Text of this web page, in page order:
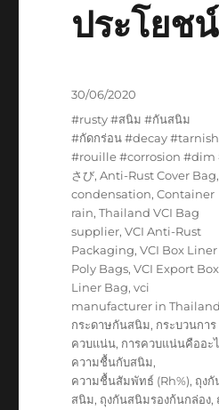
ประโยช
Posted
30/06/2020
Tags
#rusty #สนิม #กันสนิม
#กัดกร่อน #decay #tarnish
#rouille #corrosion #dim
さび,Anti-Rust Cover Bag,
condensation,Container
rain,Thailand VCI Bag
supplier,VCI Anti-Rust
Packaging,VCI Box Liner
Poly Bags,VCI Export Box
Liner Bag,vci
manufacturer in Thailand
กระดาษกันสนิม, กระบวนการ
ควบแน่น, การควบแน่นคืออะ
ความชื้นกับสนิม,
ความชื้นสัมพัทธ์ (Rh%), ถุงกั
สนิม, ถุงกันสนิมรองก้นกล่อง,